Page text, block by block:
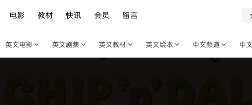
电影 教材 快讯 会员 留言
英文电影 英文剧集 英文教材 英文绘本 中文频道 中